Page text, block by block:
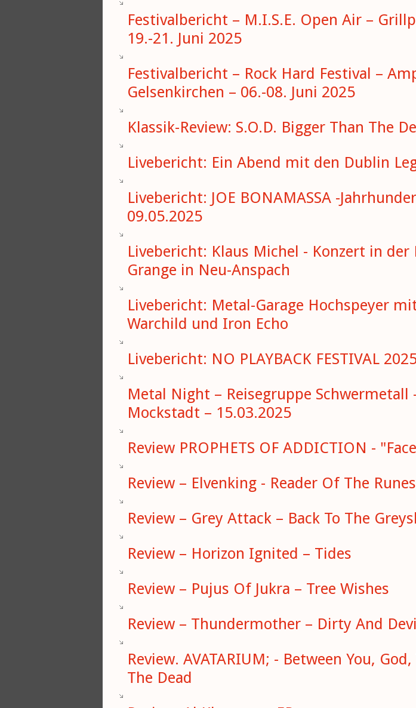
Festivalbericht – M.I.S.E. Open Air –
19.-21. Juni 2025
Festivalbericht – Rock Hard Festival –
Gelsenkirchen – 06.-08. Juni 2025
Klassik-Review: S.O.D. Bigger Than The
Livebericht: Ein Abend mit den Dublin
Livebericht: JOE BONAMASSA -
09.05.2025
Livebericht: Klaus Michel - Konzert in der
Grange in Neu-Anspach
Livebericht: Metal-Garage Hochspeyer
Warchild und Iron Echo
Livebericht: NO PLAYBACK FESTIVAL
Metal Night – Reisegruppe Schwermetall
Mockstadt – 15.03.2025
Review PROPHETS OF ADDICTION -
Review – Elvenking - Reader Of The
Review – Grey Attack – Back To The
Review – Horizon Ignited – Tides
Review – Pujus Of Jukra – Tree Wishes
Review – Thundermother – Dirty And
Review. AVATARIUM; - Between You,
The Dead